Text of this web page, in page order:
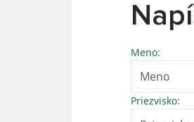
Meno:
Priezvisko: